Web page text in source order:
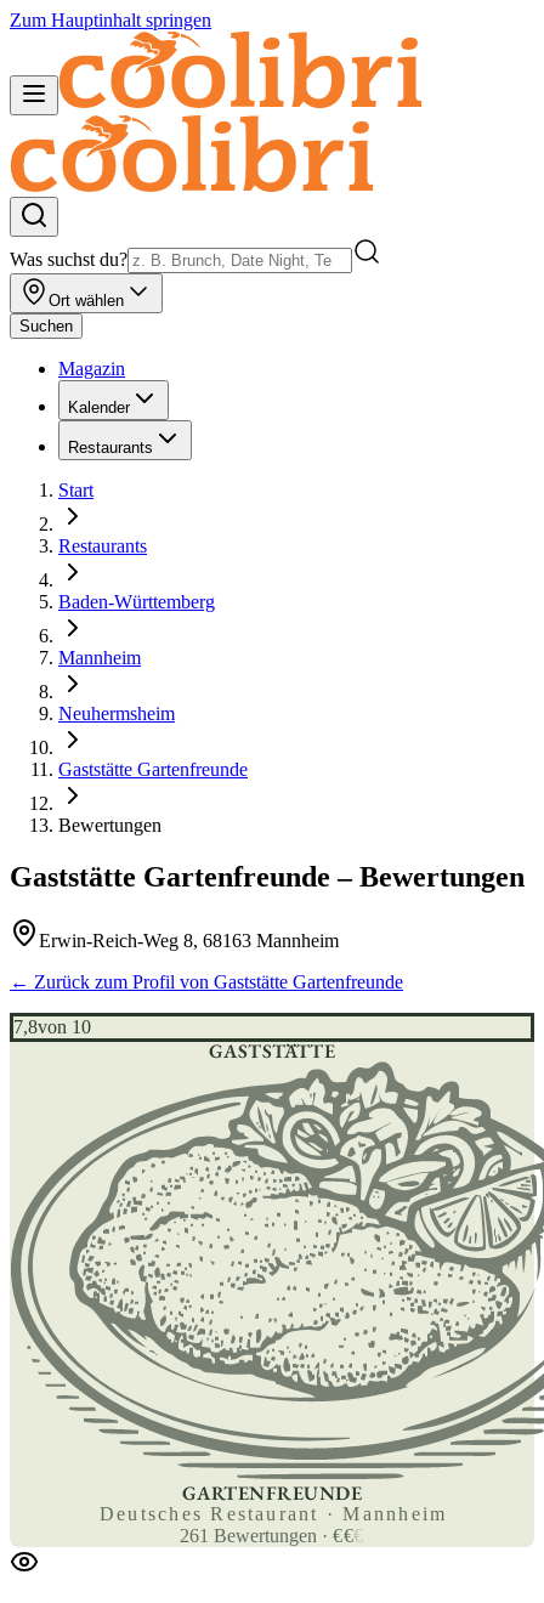
Zum Hauptinhalt springen
Was suchst du?
Ort wählen
Suchen
Magazin
Kalender
Restaurants
Start
Restaurants
Baden-Württemberg
Mannheim
Neuhermsheim
Gaststätte Gartenfreunde
Bewertungen
Gaststätte Gartenfreunde – Bewertungen
Erwin-Reich-Weg 8, 68163 Mannheim
← Zurück zum Profil von Gaststätte Gartenfreunde
7,8von 10
GASTSTÄTTE
GARTENFREUNDE
Deutsches Restaurant · Mannheim
261 Bewertungen ·€€€